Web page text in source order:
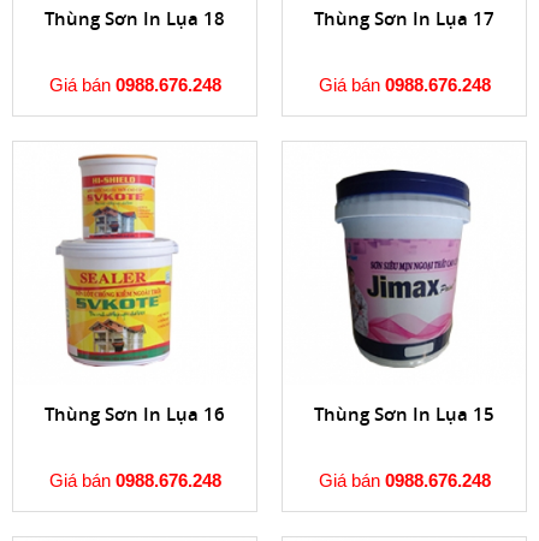
Thùng Sơn In Lụa 18
Giá bán 0988.676.248
Thùng Sơn In Lụa 17
Giá bán 0988.676.248
Thùng Sơn In Lụa 16
Giá bán 0988.676.248
Thùng Sơn In Lụa 15
Giá bán 0988.676.248